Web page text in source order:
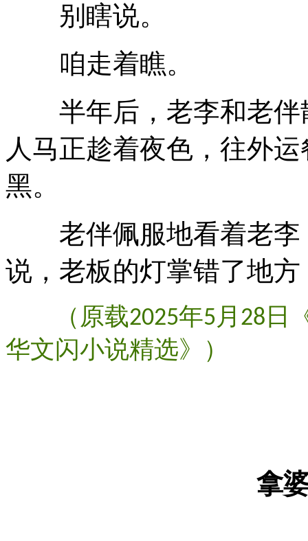
别瞎说。
咱走着瞧。
半年后，老李和老伴
人马正趁着夜色，往外
黑。
老伴佩服地看着老李
说，老板的灯掌错了地
（原载2025年5月 28 日
华文闪小说精选》）
拿